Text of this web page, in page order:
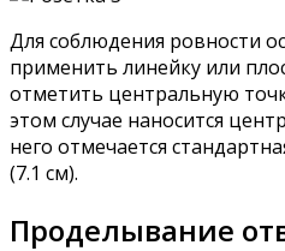
Для соблюдения ровности
применить линейку или
отметить центральную
этом случае наносится
него отмечается
(7.1 см).
Проделывание